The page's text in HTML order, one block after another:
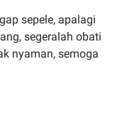
sepele, apalagi
segeralah obati
nyaman, semoga